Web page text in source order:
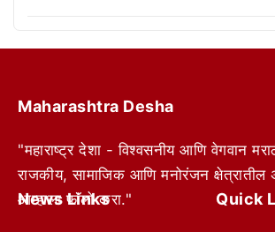
Maharashtra Desha
"महाराष्ट्र देशा - विश्वसनीय आणि वेगवान
राजकीय, सामाजिक आणि मनोरंजन क्षेत्रातील
आम्हाला फॉलो करा."
News Links Quick